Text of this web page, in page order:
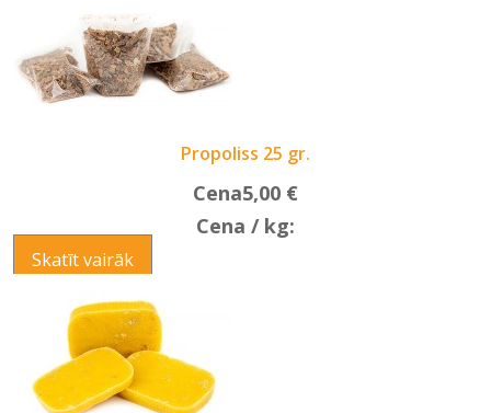
Propoliss 25 gr.
Cena5,00 €
Cena / kg:
Skatīt vairāk